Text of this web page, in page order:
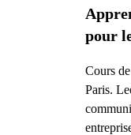
pour
Cours
Paris.